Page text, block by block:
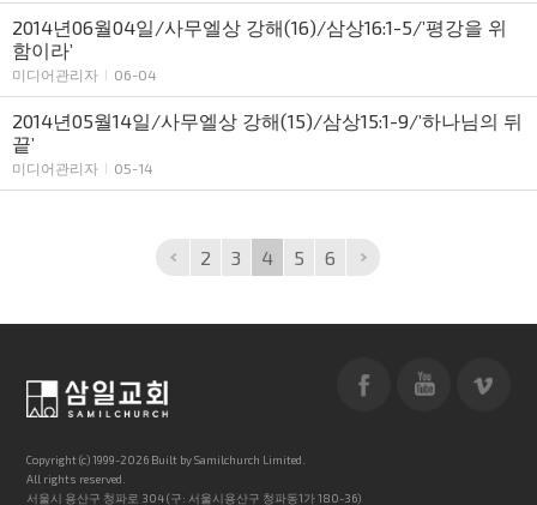
2014년06월04일/사무엘상 강해(16)/삼상16:1-5/’평강을 위
함이라’
미디어관리자 06-04
2014년05월14일/사무엘상 강해(15)/삼상15:1-9/’하나님의 뒤
끝’
미디어관리자 05-14
2 3 4 5 6
Copyright (c) 1999-2026 Built by Samilchurch Limited.
All rights reserved.
서울시 용산구 청파로 304 (구: 서울시용산구 청파동1가 180-36)